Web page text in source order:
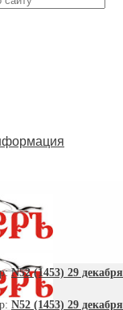
N52 (1453) 29 декабря
N52 (1453) 29 декабря